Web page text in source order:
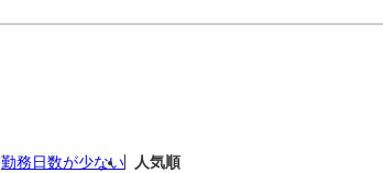
勤務日数が少ない 人気順